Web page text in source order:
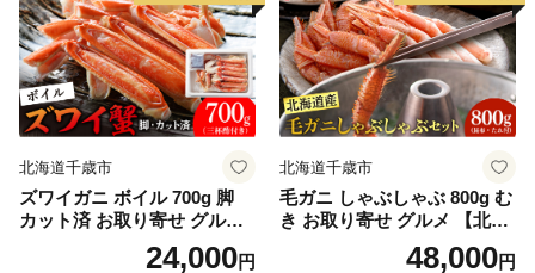
北海道千歳市
ズワイガニ ボイル 700g 脚
カット済 お取り寄せ グルメ
【北海道】【札幌バルナバフ
24,000円
北海道千歳市
毛ガニ しゃぶしゃぶ 800g む
き お取り寄せ グルメ 【北海
道】【札幌バルナバフーズ】
48,000円